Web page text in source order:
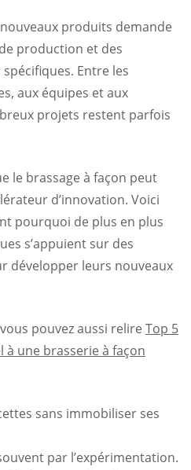
produits demande
production et des
Entre les
aux équipes et aux
projets restent parfois
le brassage à façon peut
d’innovation. Voici
pourquoi de plus en plus
s’appuient sur des
développer leurs nouveaux
pouvez aussi relire Top 5
à une brasserie à façon
sans immobiliser ses
par l’expérimentation.